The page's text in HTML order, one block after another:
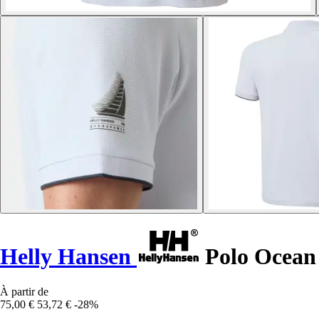
Helly Hansen Polo
À partir de
75,00 € 53,72 € -28%